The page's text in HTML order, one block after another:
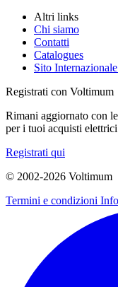
Altri links
Chi siamo
Contatti
Catalogues
Sito
Registrati con Voltimum
Rimani aggiornato con
per i tuoi acquisti
Registrati qui
© 2002-2026 Voltimum
Termini e condizioni